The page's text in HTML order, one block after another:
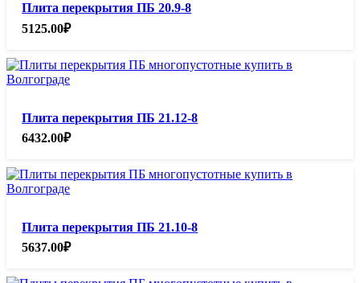
Плита перекрытия ПБ 20.9-8
5125.00₽
Плита перекрытия ПБ 21.12-8
6432.00₽
Плита перекрытия ПБ 21.10-8
5637.00₽